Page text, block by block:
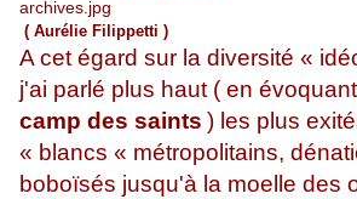
( Aurélie Filippetti )
A cet égard sur la diversité «
j'ai parlé plus haut ( en
camp des saints ) les plus
« blancs « métropolitains,
boboïsés jusqu'à la moelle des